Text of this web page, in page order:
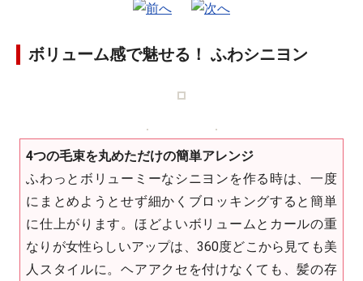
ボリューム感で魅せる！ ふわシニヨン
4つの毛束を丸めただけの簡単アレンジ
ふわっとボリューミーなシニヨンを作る時は、一度
にまとめようとせず細かくブロッキングすると簡単
に仕上がります。ほどよいボリュームとカールの重
なりが女性らしいアップは、360度どこから見ても美
人スタイルに。ヘアアクセを付けなくても、髪の存